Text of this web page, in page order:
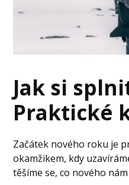
Jak si
Praktické
Začátek nového roku je
okamžikem, kdy
těšíme se, co nového